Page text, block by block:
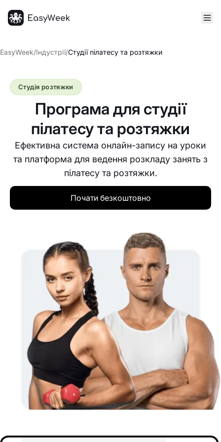
EasyWeek/Індустрії/Студії пілатесу та розтяжки
Програма для студії
пілатесу та розтяжки
Ефективна система онлайн-запису на уроки
та платформа для ведення розкладу занять з
пілатесу та розтяжки.
Студія розтяжки
Почати безкоштовно